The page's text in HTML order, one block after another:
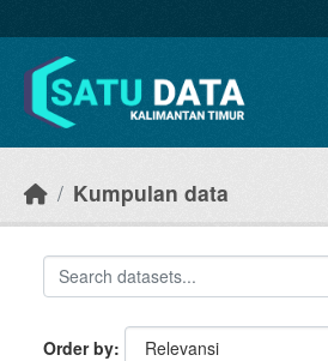
Kumpulan data
Order by